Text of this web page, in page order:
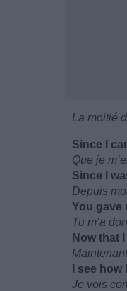
La moitié
Since I
Que je
Since I
Depuis
You gave
Tu m’a
Now that
I see
Je vois